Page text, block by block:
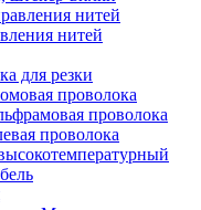
нитей
для резки
проволока
проволока
проволока